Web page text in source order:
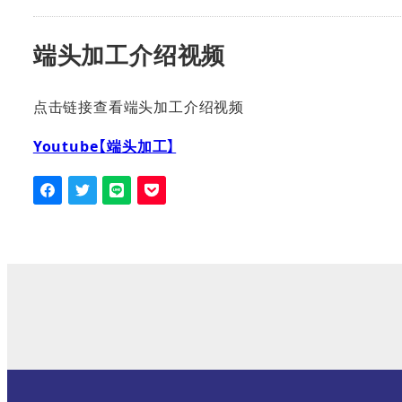
端头加工介绍视频
点击链接查看端头加工介绍视频
Youtube【端头加工】